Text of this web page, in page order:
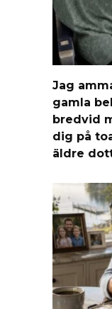
Jag
gamla
bredvid
dig på
äldre